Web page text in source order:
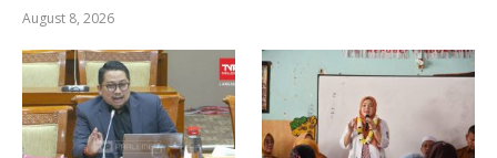
August 8, 2026